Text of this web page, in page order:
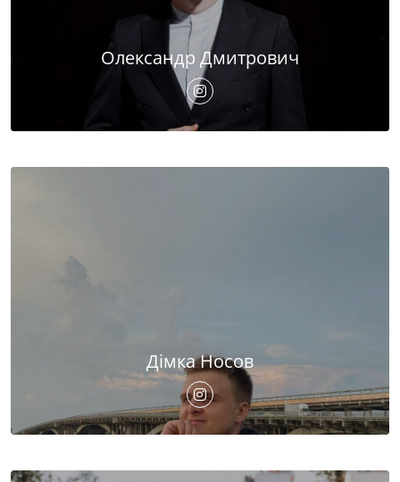
Олександр Дмитрович
Дімка Носов